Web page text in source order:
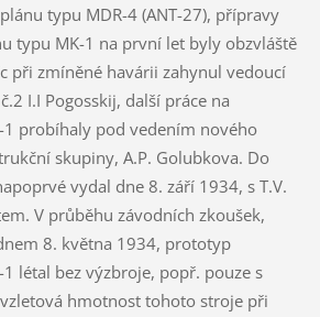
typu MDR-4 (ANT-27), přípravy
typu MK-1 na první let byly obzvláště
při zmíněné havárii zahynul vedoucí
I.I Pogosskij, další práce na
probíhaly pod vedením nového
skupiny, A.P. Golubkova. Do
vydal dne 8. září 1934, s T.V.
V průběhu závodních zkoušek,
8. května 1934, prototyp
létal bez výzbroje, popř. pouze s
hmotnost tohoto stroje při